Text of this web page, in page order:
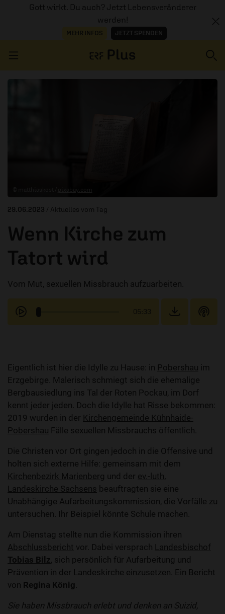
Gott wirkt. Du auch? Jetzt Lebensveränderer
werden!
MEHR INFOS JETZT SPENDEN
29.06.2023 / Aktuelles vom Tag
Wenn Kirche zum
Tatort wird
Vom Mut, sexuellen Missbrauch aufzuarbeiten.
05:33
Eigentlich ist hier die Idylle zu Hause: in Pobershau im
Erzgebirge. Malerisch schmiegt sich die ehemalige
Bergbausiedlung ins Tal der Roten Pockau, im Dorf
kennt jeder jeden. Doch die Idylle hat Risse bekommen:
2019 wurden in der Kirchengemeinde Kühnhaide-
Pobershau Fälle sexuellen Missbrauchs öffentlich.
Die Christen vor Ort gingen jedoch in die Offensive und
holten sich externe Hilfe: gemeinsam mit dem
Kirchenbezirk Marienberg und der ev.-luth.
Landeskirche Sachsens beauftragten sie eine
Unabhängige Aufarbeitungskommission, die Vorfälle zu
untersuchen. Ihr Beispiel könnte Schule machen.
Am Dienstag stellte nun die Kommission ihren
Abschlussbericht vor. Dabei versprach Landesbischof
Tobias Bilz, sich persönlich für Aufarbeitung und
Prävention in der Landeskirche einzusetzen. Ein Bericht
von Regina König
Sie haben Missbrauch erlebt und denken an Suizid,